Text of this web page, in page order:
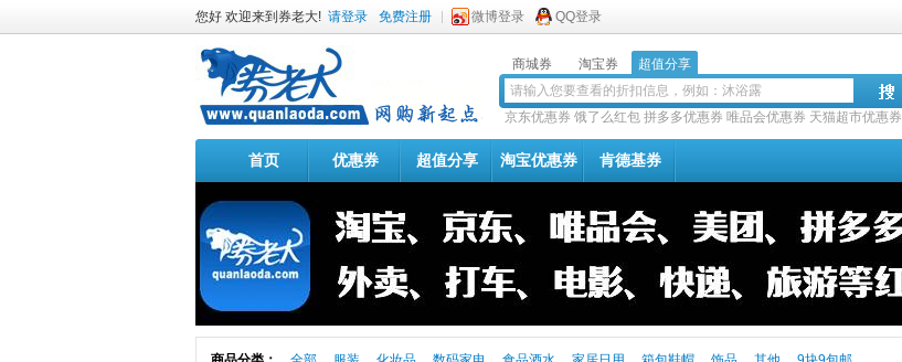
您好 欢迎来到券老大! 请登录 免费注册 微博登录 QQ登录
商城券 淘宝券 超值分享
京东优惠券 饿了么红包 拼多多优惠券 唯品会优惠券 天猫超市优惠券
首页 优惠券 超值分享 淘宝优惠券 肯德基券